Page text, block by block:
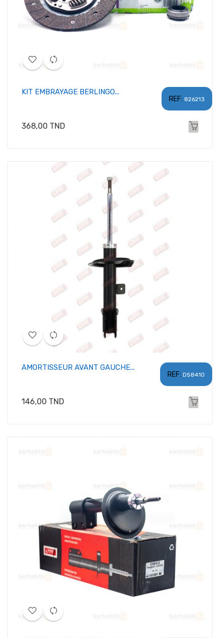
REF: 826213
KIT EMBRAYAGE BERLINGO...
Prix
368,00 TND
REF: D58410
AMORTISSEUR AVANT GAUCHE...
Prix
146,00 TND